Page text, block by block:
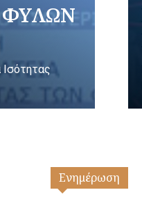
ΦΥΛΩΝ
Ισότητας
Ενημέρωση